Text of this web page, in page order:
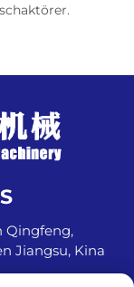
Qingfeng,
Jiangsu, Kina